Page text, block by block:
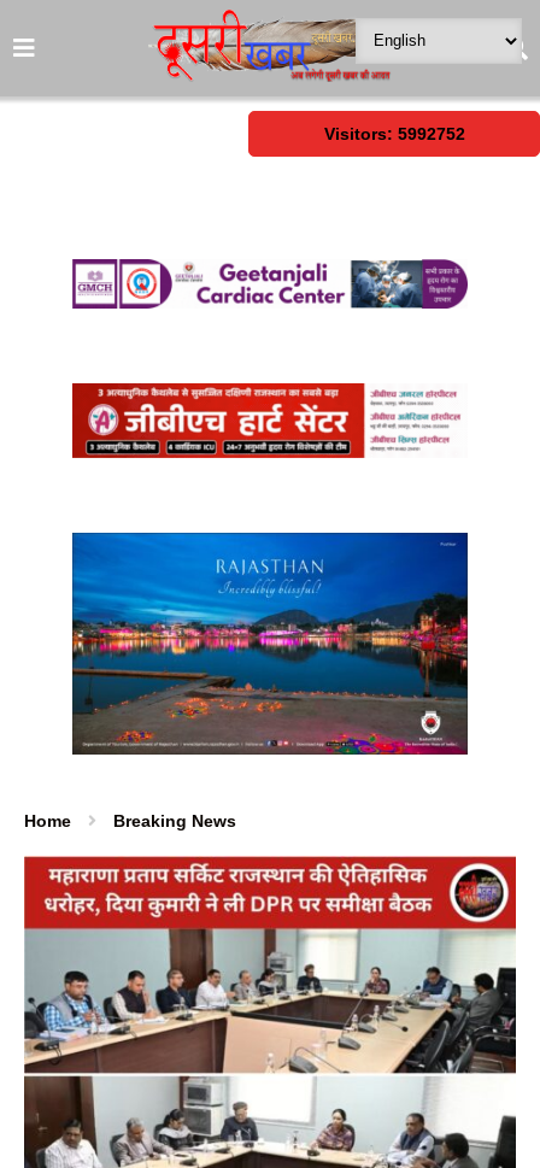
Visitors: 5992752
Home Breaking News